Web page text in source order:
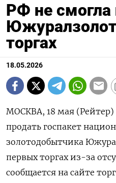
РФ не смогла
торгах
18.05.2026
МОСКВА, 18 мая
продать госпакет
золотодобытчика
первых торгах из-за
сообщается на сайте